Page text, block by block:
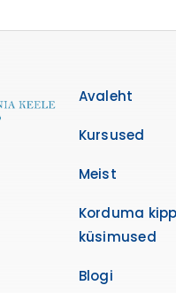
Avaleht
Kursused
Meist
Korduma
küsimused
Blogi